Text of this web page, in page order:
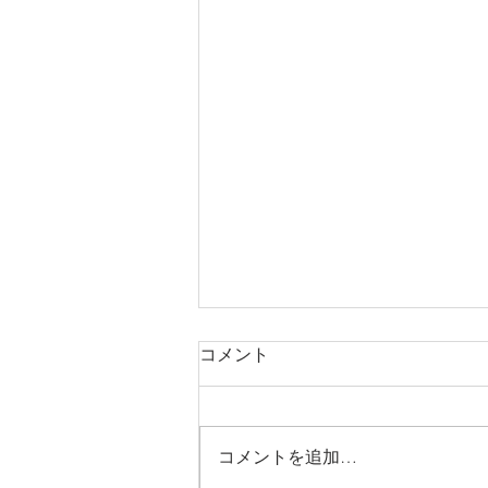
【MEO導入事例】名古屋 日
県名古屋市西区那古野１丁目３６
コメント
コメントを追加…